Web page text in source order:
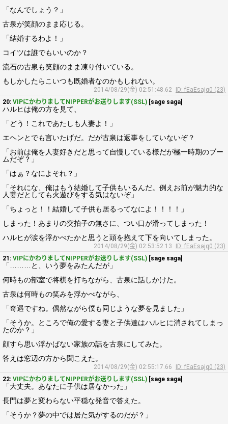
「なんでしょう？」
古泉が笑顔のまま応じる。
「結婚するわよ！」
コイツは誰でもいいのか？
流石の古泉も笑顔のまま凍り付いている。
もしかしたらこいつも既婚者なのかもしれない。
2014/08/29(金) 02:51:48.62
ID: fEaEsajq0 (23)
20: VIPにかわりましてNIPPERがお送りします(SSL) [sage saga]
ハルヒは俺の方を見て、
「どう！これであたしも人妻よ！」
エヘンとでも言いたげだ。だが古泉は返事をしていないぞ？
「お前は俺を人妻好きだと思って自慢している様だが極一時期のブー
ムだぞ？」
「はぁ？なによそれ？」
「それにな、俺はもう結婚して子供もいるんだ。例えお前が魅力的な
人妻だとしても火遊びをする気はないぞ」
「ちょっと！！結婚して子供も居るってなによ！！！！」
しまった！あまりの突拍子の無さに、つい口が滑ってしまった！
ハルヒが涙を浮かべたかと思うと頭を抱えて下を向いてしまった。
2014/08/29(金) 02:53:52.13
ID: fEaEsajq0 (23)
21: VIPにかわりましてNIPPERがお送りします(SSL) [sage saga]
「………と、いう夢をみたんだが」
何時もの部室で将棋を打ちながら、古泉に話しかけた。
古泉は何時もの笑みを浮かべながら、
「奇遇ですね。偶然ながら僕も同じような夢を見ました」
「そうか。ところで俺の愛する妻と子供達はハルヒに消されてしまっ
たのか？」
顔すら思い浮かばない家族の話を古泉にしてみた。
答えは窓辺の方から聞こえた。
2014/08/29(金) 02:55:17.66
ID: fEaEsajq0 (23)
22: VIPにかわりましてNIPPERがお送りします(SSL) [sage saga]
「大丈夫。あなたに子供は居なかった」
長門は夢と変わらない平穏な発音で答えた。
「そうか？夢の中では居た気がするのだが？」